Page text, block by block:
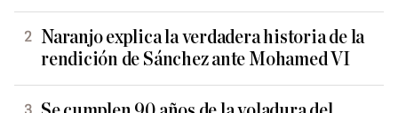
Naranjo explica la verdadera historia de la
rendición de Sánchez ante Mohamed VI